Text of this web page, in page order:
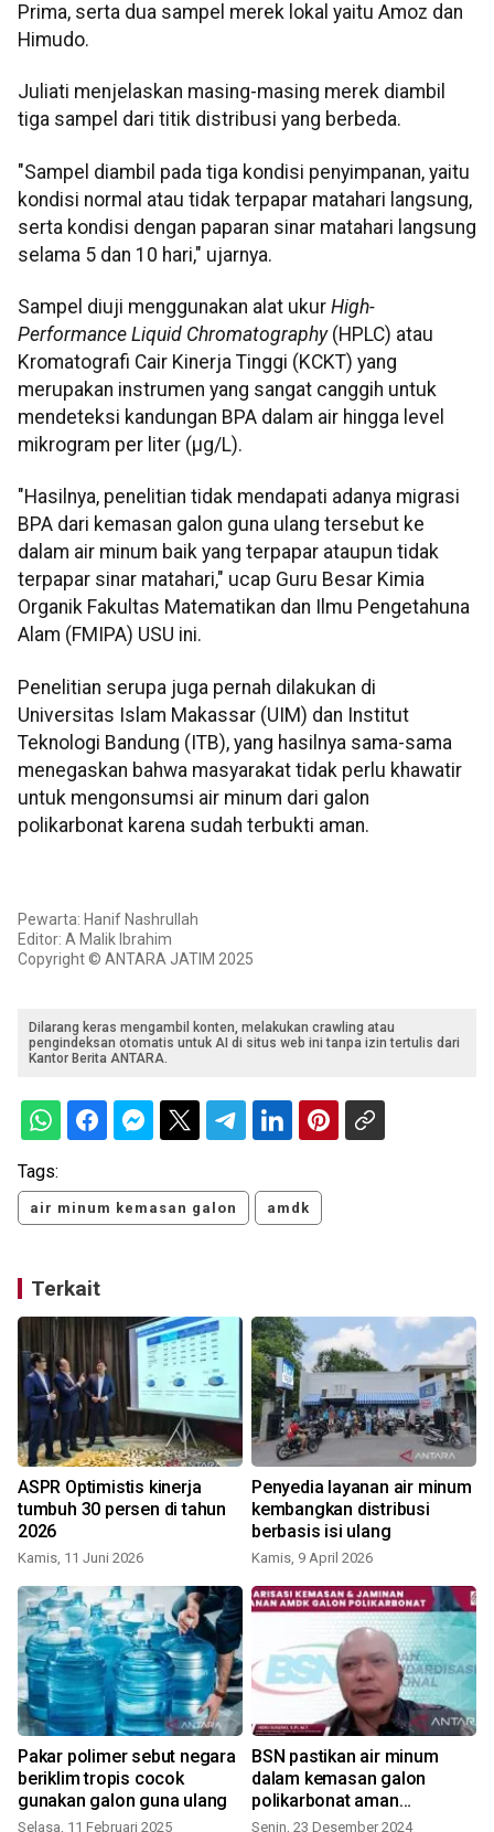
Prima, serta dua sampel merek lokal yaitu Amoz dan
Himudo.
Juliati menjelaskan masing-masing merek diambil
tiga sampel dari titik distribusi yang berbeda.
"Sampel diambil pada tiga kondisi penyimpanan, yaitu
kondisi normal atau tidak terpapar matahari langsung,
serta kondisi dengan paparan sinar matahari langsung
selama 5 dan 10 hari," ujarnya.
Sampel diuji menggunakan alat ukur High-
Performance Liquid Chromatography(HPLC) atau
Kromatografi Cair Kinerja Tinggi (KCKT) yang
merupakan instrumen yang sangat canggih untuk
mendeteksi kandungan BPA dalam air hingga level
mikrogram per liter (μg/L).
"Hasilnya, penelitian tidak mendapati adanya migrasi
BPA dari kemasan galon guna ulang tersebut ke
dalam air minum baik yang terpapar ataupun tidak
terpapar sinar matahari," ucap Guru Besar Kimia
Organik Fakultas Matematikan dan Ilmu Pengetahuna
Alam (FMIPA) USU ini.
Penelitian serupa juga pernah dilakukan di
Universitas Islam Makassar (UIM) dan Institut
Teknologi Bandung (ITB), yang hasilnya sama-sama
menegaskan bahwa masyarakat tidak perlu khawatir
untuk mengonsumsi air minum dari galon
polikarbonat karena sudah terbukti aman.
Pewarta: Hanif Nashrullah
Editor: A Malik Ibrahim
Copyright © ANTARA JATIM 2025
Dilarang keras mengambil konten, melakukan crawling atau
pengindeksan otomatis untuk AI di situs web ini tanpa izin tertulis dari
Kantor Berita ANTARA.
Tags:
air minum kemasan galon amdk
Terkait
ASPR Optimistis kinerja
tumbuh 30 persen di tahun
2026
Kamis, 11 Juni 2026
Penyedia layanan air minum
kembangkan distribusi
berbasis isi ulang
Kamis, 9 April 2026
Pakar polimer sebut negara
beriklim tropis cocok
gunakan galon guna ulang
Selasa, 11 Februari 2025
BSN pastikan air minum
dalam kemasan galon
polikarbonat aman
dikonsumsi
Senin, 23 Desember 2024